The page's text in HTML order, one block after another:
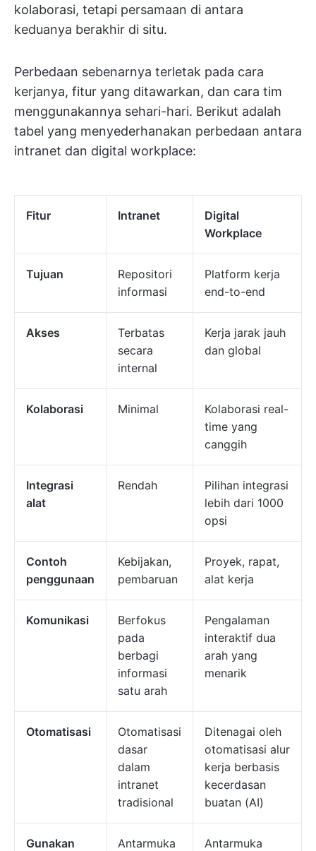
kolaborasi, tetapi persamaan di antara
keduanya berakhir di situ.
Perbedaan sebenarnya terletak pada cara
kerjanya, fitur yang ditawarkan, dan cara tim
menggunakannya sehari-hari. Berikut adalah
tabel yang menyederhanakan perbedaan antara
intranet dan digital workplace:
Fitur Intranet
Digital
Workplace
Tujuan
Repositori
informasi
Platform kerja
end-to-end
Akses
Terbatas
secara
internal
Kerja jarak jauh
dan global
Kolaborasi Minimal
Kolaborasi real-
time yang
canggih
Integrasi
alat
Rendah
Pilihan integrasi
lebih dari 1000
opsi
Contoh
penggunaan
Kebijakan,
pembaruan
Proyek, rapat,
alat kerja
Komunikasi
Berfokus
pada
berbagi
informasi
satu arah
Pengalaman
interaktif dua
arah yang
menarik
Otomatisasi
Otomatisasi
dasar
dalam
intranet
tradisional
Ditenagai oleh
otomatisasi alur
kerja berbasis
kecerdasan
buatan (AI)
Gunakan
Antarmuka
Antarmuka